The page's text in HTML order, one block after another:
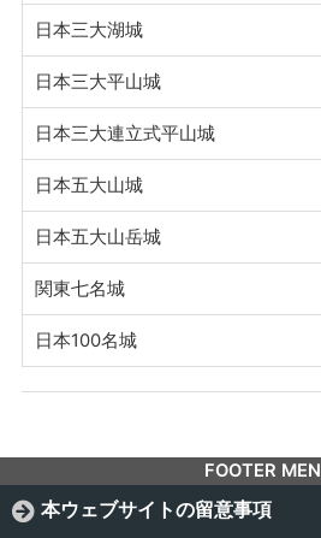
日本三大湖城
日本三大平山城
日本三大連立式平山城
日本五大山城
日本五大山岳城
関東七名城
日本100名城
FOOTER
本ウェブサイトの留意事項